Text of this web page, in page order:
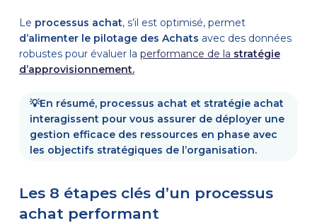
Le processus achat, s’il est optimisé, permet
d’alimenter le pilotage des Achats avec des données
robustes pour évaluer la performance de la stratégie
d’approvisionnement.
💡En résumé, processus achat et stratégie achat
interagissent pourvous assurer de déployer une
gestion efficace des ressources en phase avec
les objectifs stratégiques de l’organisation.
Les 8 étapes clés d’un processus
achat performant